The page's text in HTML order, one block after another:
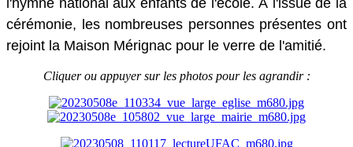
l'hymne national aux enfants de l'école. À l'issue de la
cérémonie, les nombreuses personnes présentes ont
rejoint la Maison Mérignac pour le verre de l'amitié.
Cliquer ou appuyer sur les photos pour les agrandir :